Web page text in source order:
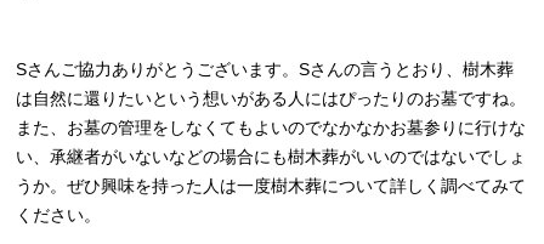
Sさんご協力ありがとうございます。Sさんの言うとおり、樹木葬
は自然に還りたいという想いがある人にはぴったりのお墓ですね。
また、お墓の管理をしなくてもよいのでなかなかお墓参りに行けな
い、承継者がいないなどの場合にも樹木葬がいいのではないでしょ
うか。ぜひ興味を持った人は一度樹木葬について詳しく調べてみて
ください。